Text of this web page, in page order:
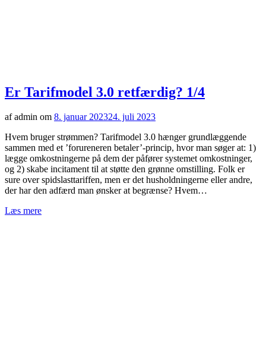
Er Tarifmodel 3.0 retfærdig? 1/4
af admin om 8. januar 202324. juli 2023
Hvem bruger strømmen? Tarifmodel 3.0 hænger grundlæggende
sammen med et ’forureneren betaler’-princip, hvor man søger at: 1)
lægge omkostningerne på dem der påfører systemet omkostninger,
og 2) skabe incitament til at støtte den grønne omstilling. Folk er
sure over spidslasttariffen, men er det husholdningerne eller andre,
der har den adfærd man ønsker at begrænse? Hvem…
Læs mere